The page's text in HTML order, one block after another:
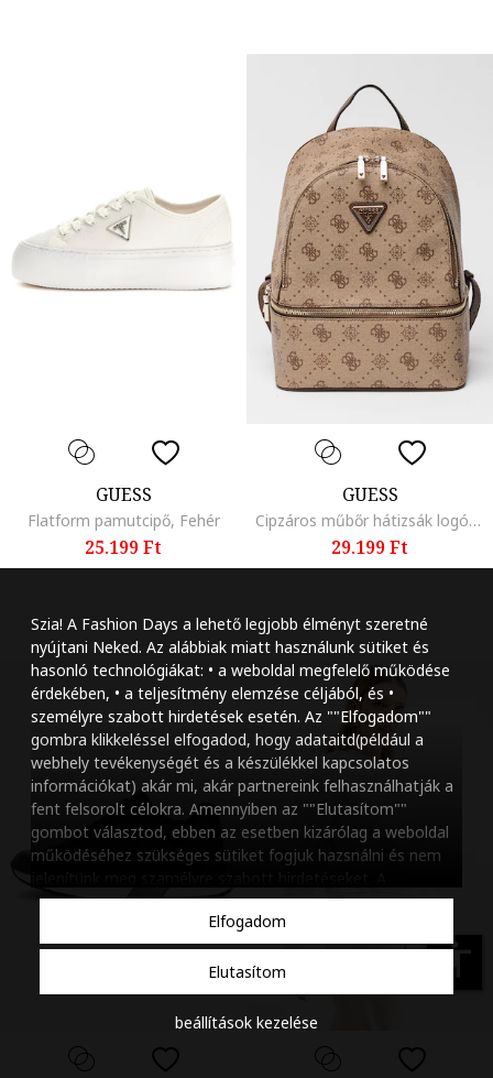
Szia! A Fashion Days a lehető legjobb élményt szeretné
nyújtani Neked. Az alábbiak miatt használunk sütiket és
hasonló technológiákat: • a weboldal megfelelő működése
érdekében, • a teljesítmény elemzése céljából, és •
személyre szabott hirdetések esetén. Az ""Elfogadom""
gombra klikkeléssel elfogadod, hogy adataitd(például a
webhely tevékenységét és a készülékkel kapcsolatos
információkat) akár mi, akár partnereink felhasználhatják a
fent felsorolt célokra. Amennyiben az ""Elutasítom""
gombot választod, ebben az esetben kizárólag a weboldal
működéséhez szükséges sütiket fogjuk hazsnálni és nem
beállításaidat bármikor módosíthatod, a ""Beállítások
kezelése"" gombra kattintva. Tudj meg többet
szabályzatunkról.
Elfogadom
Elutasítom
beállítások kezelése
GUESS
Flatform pamutcipő, Fehér
25.199 Ft
GUESS
Cipzáros műbőr hátizsák logómintával, Sötétbarna/Homokbarna
29.199 Ft
accessibility
Szöveg méretének
Szóköz növelése
Szóköz csökkentése
Sortávolság
Sortávolság
Színek invertálása
Szürke
Nagy kurzor